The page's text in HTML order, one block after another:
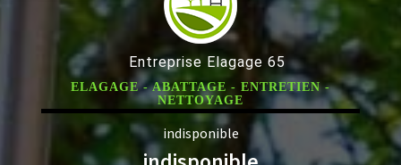
Entreprise Elagage 65
ELAGAGE - ABATTAGE - ENTRETIEN -
NETTOYAGE
indisponible